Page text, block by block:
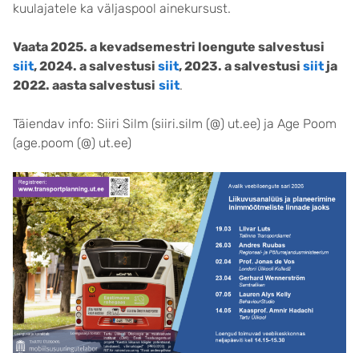
kuulajatele ka väljaspool ainekursust.
Vaata 2025. a kevadsemestri loengute salvestusi
siit, 2024. a salvestusi siit, 2023. a salvestusi siit ja
2022. aasta salvestusi siit.
Täiendav info: Siiri Silm (siiri.silm (@) ut.ee) ja Age Poom
(age.poom (@) ut.ee)